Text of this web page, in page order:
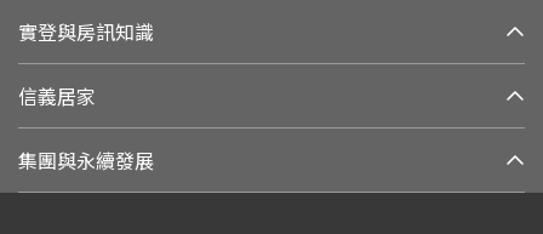
實登與房訊知識
信義居家
集團與永續發展